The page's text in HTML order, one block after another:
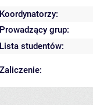
Koordynatorzy:
Prowadzący grup:
Lista studentów:
Zaliczenie: